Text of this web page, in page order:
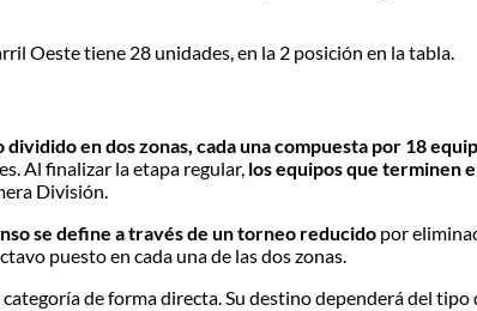
Oeste tiene 28 unidades, en la 2 posición en la tabla.
en dos zonas, cada una compuesta por 18
Al finalizar la etapa regular, los equipos que terminen
División.
se define a través de un torneo reducido por
puesto en cada una de las dos zonas.
de forma directa. Su destino dependerá del